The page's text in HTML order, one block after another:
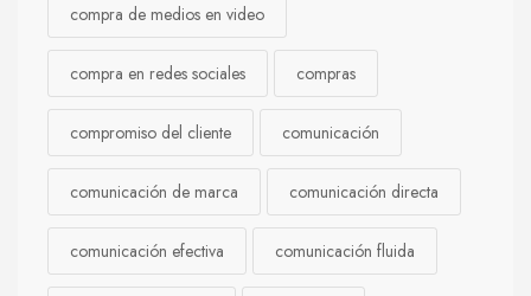
compra de medios en video
compra en redes sociales compras
compromiso del cliente comunicación
comunicación de marca comunicación directa
comunicación efectiva comunicación fluida